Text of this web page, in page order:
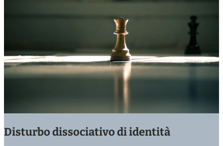
Disturbo dissociativo di identità